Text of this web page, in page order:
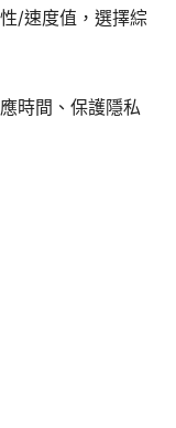
/速度值，選擇綜
時間、保護隱私